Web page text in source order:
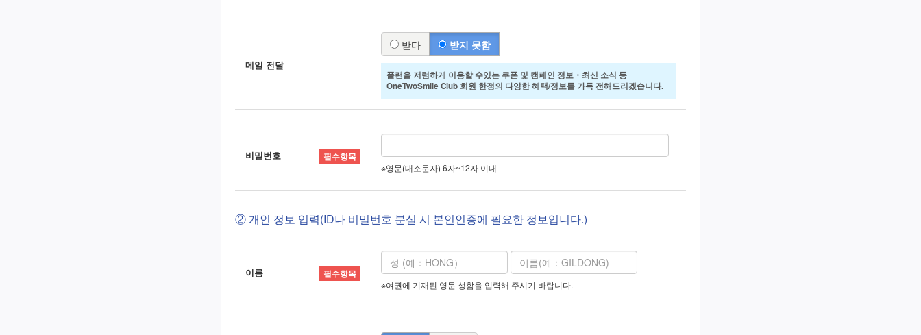
메일 전달
받다 받지 못함
플랜을 저렴하게 이용할 수있는 쿠폰 및 캠페인 정보・최신 소식 등
OneTwoSmile Club 회원 한정의 다양한 혜택/정보를 가득 전해드리겠습니다.
비밀번호
※영문(대소문자) 6자~12자 이내
② 개인 정보 입력(ID나 비밀번호 분실 시 본인인증에 필요한 정보입니다.)
이름
※여권에 기재된 영문 성함을 입력해 주시기 바랍니다.